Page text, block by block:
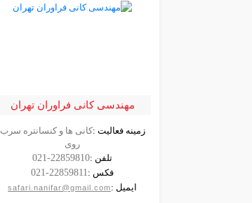
مهندسی کانی فراوران تهران
مشاهده
شرکت
زمینه فعالیت :کانی ها و کنسانتره سرب
روی
تلفن :021-22859810
فکس : 021-22859811
ایمیل :safari.nanifar@gmail.com